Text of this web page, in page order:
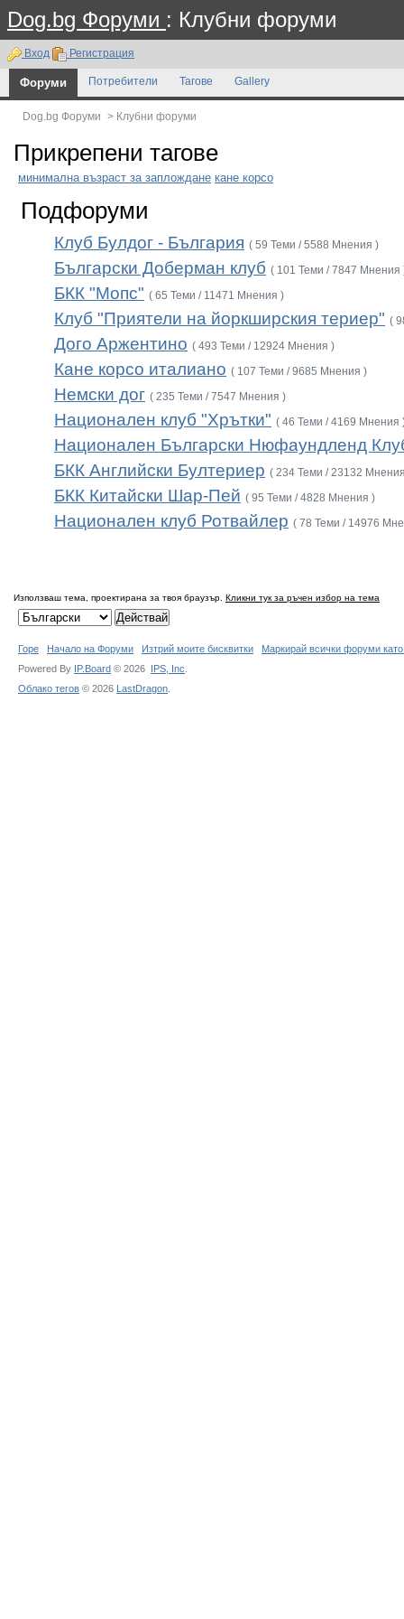
Dog.bg Форуми : Клубни форуми
Вход Регистрация
Форуми Потребители Тагове Gallery
Dog.bg Форуми > Клубни форуми
Прикрепени тагове
минимална възраст за заплождане кане корсо
Подфоруми
Клуб Булдог - България ( 59 Теми / 5588 Мнения )
Български Доберман клуб ( 101 Теми / 7847 Мнения
БКК "Мопс" ( 65 Теми / 11471 Мнения )
Клуб "Приятели на йоркширския териер" (
Дого Аржентино ( 493 Теми / 12924 Мнения )
Кане корсо италиано ( 107 Теми / 9685 Мнения )
Немски дог ( 235 Теми / 7547 Мнения )
Национален клуб "Хрътки" ( 46 Теми / 4169 Мнения
Национален Български Нюфаундленд
БКК Английски Бултериер ( 234 Теми / 23132
БКК Китайски Шар-Пей ( 95 Теми / 4828 Мнения )
Национален клуб Ротвайлер ( 78 Теми / 14976
Използваш тема, проектирана за твоя браузър. Кликни тук за ръчен избор на тема
Горе Начало на Форуми Изтрий моите бисквитки
Маркирай всички форуми
Powered By IP.Board © 2026 IPS, Inc
Облако тегов © 2026 LastDragon